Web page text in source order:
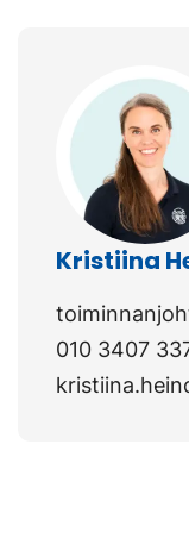
Kristiina
010 3407